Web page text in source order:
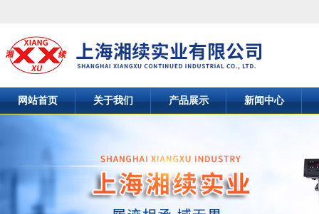
网站首页 关于我们 产品展示 新闻中心